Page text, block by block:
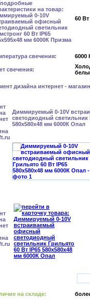
60 Вт
свечения: 6000
свечения:
Диммируемый 0-10V
светодиодный светильник
580x580x48 мм 6000К Опал
на складе: